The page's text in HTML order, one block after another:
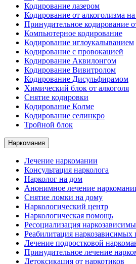
Кодирование лазером
Кодирование от алкоголизма
Принудительное кодирование
Компьютерное кодирование
Кодирование иглоукалыванием
Кодирование с провокацией
Кодирование Аквилонгом
Кодирование Вивитролом
Кодирование Дисульфирамом
Химический блок от алкоголя
Снятие кодировки
Кодирование Колме
Кодирование селинкро
Тройной блок
Наркомания
Лечение наркомании
Консультация нарколога
Нарколог на дом
Анонимное лечение
Снятие ломки на дому
Наркологический центр
Наркологическая помощь
Ресоциализация
Реабилитация наркозависимых
Лечение подростковой
Принудительное лечение
Детоксикация от наркотиков